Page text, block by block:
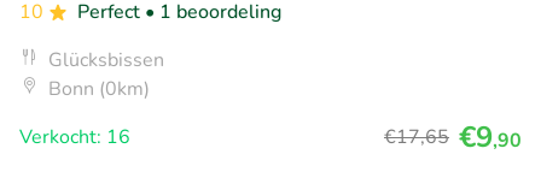
10
Perfect • 1 beoordeling
Glücksbissen
Bonn (0km)
Verkocht: 16
€17,65 €9,90